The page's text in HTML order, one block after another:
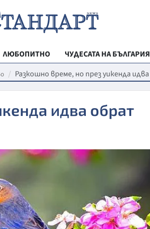
ЛЮБОПИТНО
ЧУДЕСАТА НА БЪЛГАРИЯ
РЕГИОНАЛНИ
ВЕСТНИК
МЛАДЕЖКА
МОЯТ ГРАД
ДА!НА
ДА! НА
Разкошно време, но през уикенда
идва обрат